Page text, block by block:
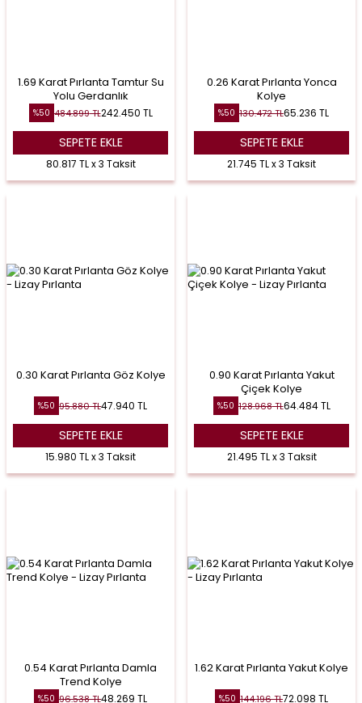
1.69 Karat Pırlanta Tamtur Su
Yolu Gerdanlık
%50 484.899TL242.450 TL
SEPETE EKLE
80.817 TL x 3 Taksit
0.26 Karat Pırlanta Yonca
Kolye
%50 130.472TL65.236 TL
SEPETE EKLE
21.745 TL x 3 Taksit
0.30 Karat Pırlanta Göz Kolye
%50 95.880TL47.940 TL
SEPETE EKLE
15.980 TL x 3 Taksit
0.90 Karat Pırlanta Yakut
Çiçek Kolye
%50 128.968TL64.484TL
SEPETE EKLE
21.495 TL x 3 Taksit
0.54 Karat Pırlanta Damla
Trend Kolye
%50 96.538TL48.269 TL
1.62 Karat Pırlanta Yakut Kolye
%50 144.196TL72.098 TL